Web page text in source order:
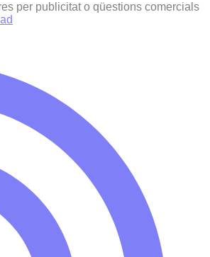
per publicitat o qüestions comercials